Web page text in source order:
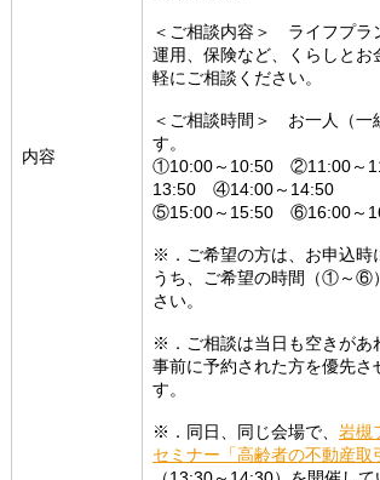
内容
＜ご相談内容＞ ライフプラ
運用、保険など、くらしとお
軽にご相談ください。
＜ご相談時間＞ お一人（一
す。
①10:00～10:50 ②11:00～
13:50 ④14:00～14:50
⑤15:00～15:50 ⑥16:00～
※．ご希望の方は、お申込時
うち、ご希望の時間（①～⑥
さい。
※．ご相談は当日も空きがあ
事前に予約された方を優先さ
す。
※．同日、同じ会場で、 岩槻
セミナー「高齢者の不動産取